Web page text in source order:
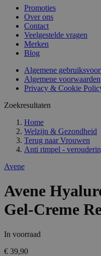
Promoties
Over ons
Contact
Veelgestelde vragen
Merken
Blog
Algemene
Algemene voorwaarden
Privacy & Cookie
Zoekresultaten
Home
Welzijn & Gezondheid
Terug naar Vrouwen
Anti rimpel -
Avene
Avene
Gel-Creme
In voorraad
€ 39,90